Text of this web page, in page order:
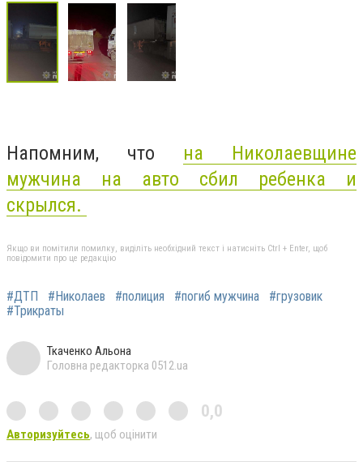
Напомним, что на Николаевщине
мужчина на авто сбил ребенка и
скрылся.
Якщо ви помітили помилку, виділіть необхідний текст і натисніть Ctrl + Enter, щоб
повідомити про це редакцію
#ДТП #Николаев #полиция #погиб мужчина
#грузовик
#Трикраты
Ткаченко Альона
Головна редакторка 0512.ua
0,0
Авторизуйтесь, щоб оцінити